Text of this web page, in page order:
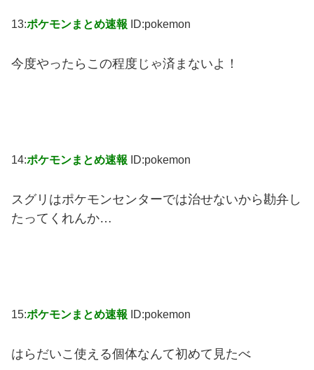
13:ポケモンまとめ速報 ID:pokemon
今度やったらこの程度じゃ済まないよ！
14:ポケモンまとめ速報 ID:pokemon
スグリはポケモンセンターでは治せないから勘弁し
たってくれんか…
15:ポケモンまとめ速報 ID:pokemon
はらだいこ使える個体なんて初めて見たべ